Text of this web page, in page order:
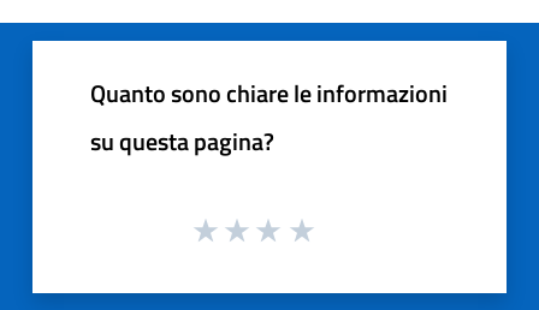
Quanto sono chiare le informazioni
su questa pagina?